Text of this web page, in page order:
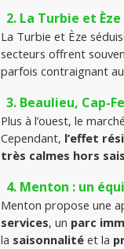
La Turbie et
La Turbie et Èze
secteurs offrent
parfois contraignant
Beaulieu, Cap-
Plus à l’ouest, le
Cependant, l’effet
très calmes hors
Menton : un
Menton propose une
services, un parc
la saisonnalité et la